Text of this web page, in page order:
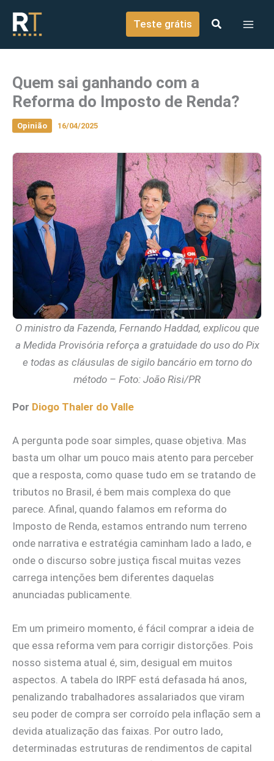
conteúdo
Teste grátis
Quem sai ganhando com a
Reforma do Imposto de Renda?
Opinião 16/04/2025
O ministro da Fazenda, Fernando Haddad, explicou que
a Medida Provisória reforça a gratuidade do uso do Pix
e todas as cláusulas de sigilo bancário em torno do
método – Foto: João Risi/PR
Por Diogo Thaler do Valle
A pergunta pode soar simples, quase objetiva. Mas
basta um olhar um pouco mais atento para perceber
que a resposta, como quase tudo em se tratando de
tributos no Brasil, é bem mais complexa do que
parece. Afinal, quando falamos em reforma do
Imposto de Renda, estamos entrando num terreno
onde narrativa e estratégia caminham lado a lado, e
onde o discurso sobre justiça fiscal muitas vezes
carrega intenções bem diferentes daquelas
anunciadas publicamente.
Em um primeiro momento, é fácil comprar a ideia de
que essa reforma vem para corrigir distorções. Pois
nosso sistema atual é, sim, desigual em muitos
aspectos. A tabela do IRPF está defasada há anos,
penalizando trabalhadores assalariados que viram
seu poder de compra ser corroído pela inflação sem a
devida atualização das faixas. Por outro lado,
determinadas estruturas de rendimentos de capital